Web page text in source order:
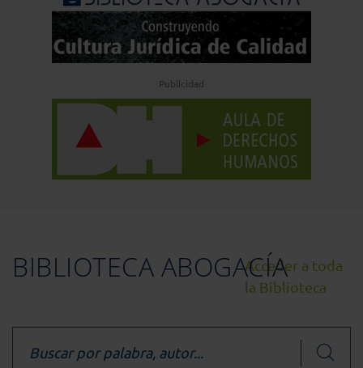
Publicidad
Acceder a toda
la Biblioteca
BIBLIOTECA ABOGACÍA